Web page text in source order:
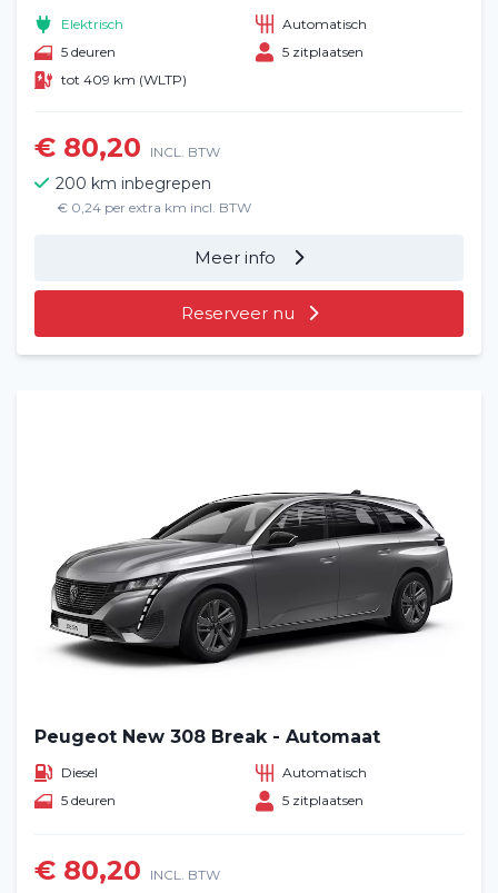
Elektrisch
Automatisch
5 deuren
5 zitplaatsen
tot 409 km (WLTP)
€ 80,20 INCL. BTW
200 km inbegrepen
€ 0,24 per extra km incl. BTW
Meer info
Reserveer nu
Peugeot New 308 Break - Automaat
Diesel
Automatisch
5 deuren
5 zitplaatsen
€ 80,20 INCL. BTW